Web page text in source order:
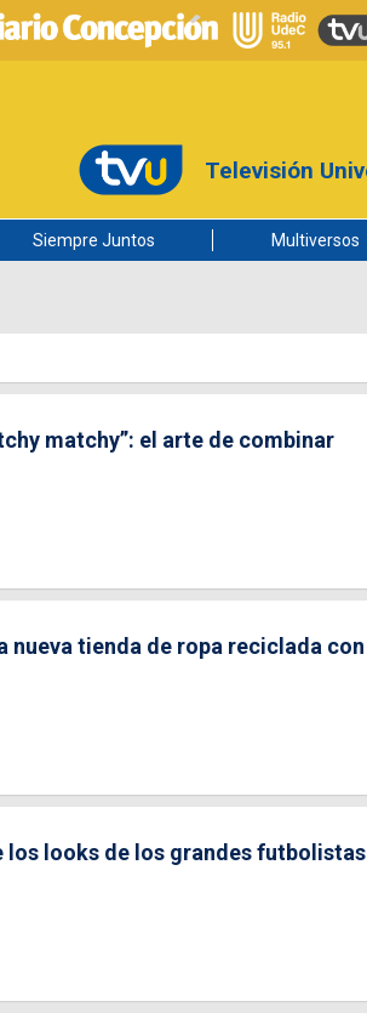
Televisión
Siempre Juntos Multiversos
matchy”: el arte de combinar
nueva tienda de ropa reciclada
los looks de los grandes